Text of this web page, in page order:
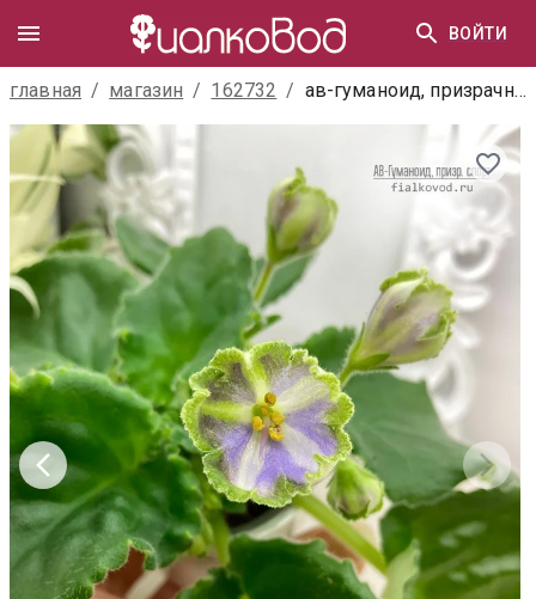
ВОЙТИ
главная / магазин / 162732 / ав-гуманоид, призрачный спорт